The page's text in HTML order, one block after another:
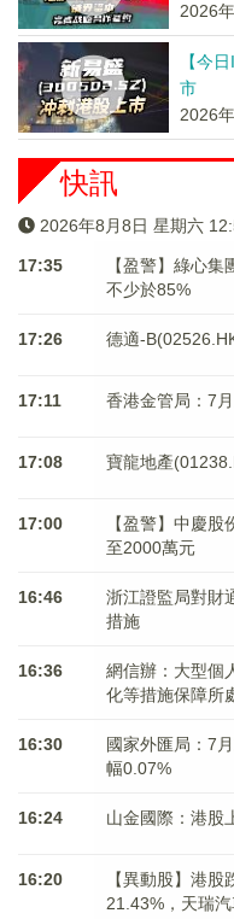
2026
【今
市
2026
快訊
2026年8月8日 星期六
17:35
【盈警】綠心
不少於85%
17:26 德適-
17:11 香港金管局：7
17:08 寶龍地產
17:00
【盈警】中慶
至2000萬元
16:46
浙江證監局對財
措施
16:36
網信辦：大型個
化等措施保障所
16:30
國家外匯局：7
幅0.07%
16:24 山金國際：港股
16:20
【異動股】港
21.43%，天瑞